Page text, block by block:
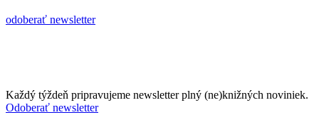
odoberať newsletter
Každý týždeň pripravujeme newsletter plný (ne)knižných noviniek.
Odoberať newsletter